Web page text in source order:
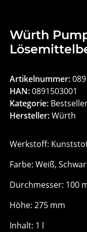
Würth
Artikelnummer:
HAN:0891503001
Kategorie:
Hersteller:Würth
Werkstoff:
Farbe: Weiß,
Durchmesser: 100
Höhe: 275 mm
Inhalt: 1 l